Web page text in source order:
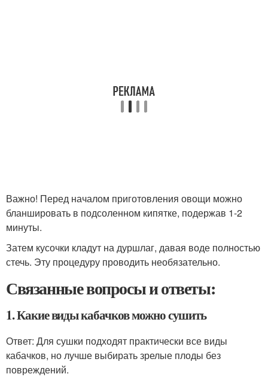
Важно! Перед началом приготовления овощи можно
бланшировать в подсоленном кипятке, подержав 1-2
минуты.
Затем кусочки кладут на дуршлаг, давая воде полностью
стечь. Эту процедуру проводить необязательно.
Связанные вопросы и ответы:
1. Какие виды кабачков можно сушить
Ответ: Для сушки подходят практически все виды
кабачков, но лучше выбирать зрелые плоды без
повреждений.